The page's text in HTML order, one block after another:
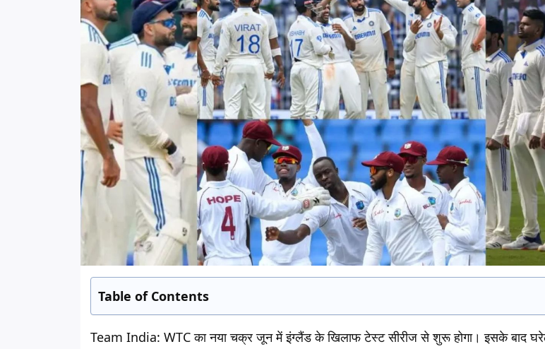
Table of Contents
Team India: WTC का नया चक्र जून में इंग्लैंड के खिलाफ टेस्ट सीरीज से शुरू होगा। इसके बाद